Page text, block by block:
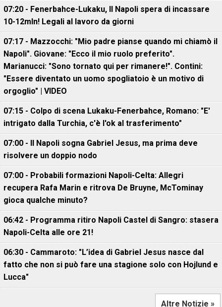
07:20 - Fenerbahce-Lukaku, ll Napoli spera di incassare
10-12mln! Legali al lavoro da giorni
07:17 - Mazzocchi: "Mio padre pianse quando mi chiamò il
Napoli". Giovane: "Ecco il mio ruolo preferito".
Marianucci: "Sono tornato qui per rimanere!". Contini:
"Essere diventato un uomo spogliatoio è un motivo di
orgoglio" | VIDEO
07:15 - Colpo di scena Lukaku-Fenerbahce, Romano: "E'
intrigato dalla Turchia, c'è l'ok al trasferimento"
07:00 - Il Napoli sogna Gabriel Jesus, ma prima deve
risolvere un doppio nodo
07:00 - Probabili formazioni Napoli-Celta: Allegri
recupera Rafa Marin e ritrova De Bruyne, McTominay
gioca qualche minuto?
06:42 - Programma ritiro Napoli Castel di Sangro: stasera
Napoli-Celta alle ore 21!
06:30 - Cammaroto: "L’idea di Gabriel Jesus nasce dal
fatto che non si può fare una stagione solo con Hojlund e
Lucca"
Altre Notizie »